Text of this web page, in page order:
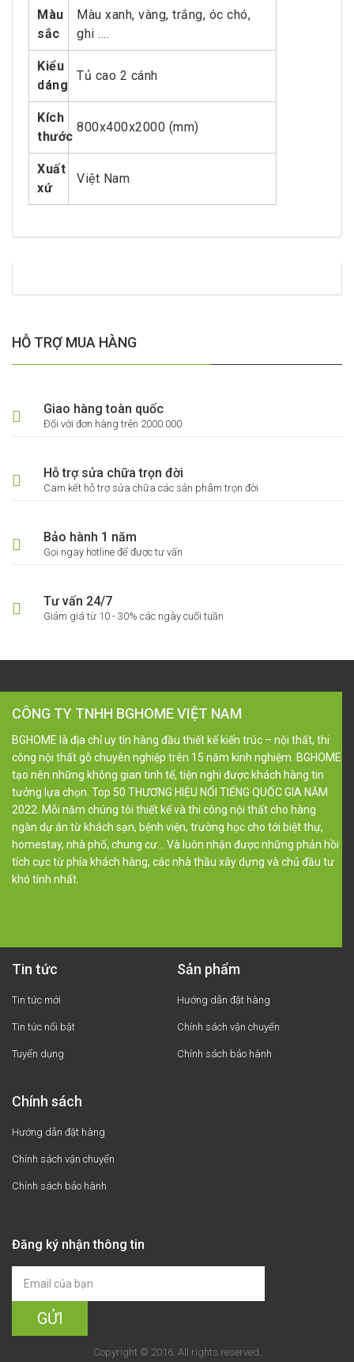
Màu
sắc
Màu xanh, vàng, trắng, óc chó,
ghi ….
Kiểu
dáng
Tủ cao 2 cánh
Kích
thước
800x400x2000 (mm)
Xuất
xứ
Việt Nam
HỖ TRỢ MUA HÀNG
Giao hàng toàn quốc
Đối với đơn hàng trên 2000.000
Hỗ trợ sửa chữa trọn đời
Cam kết hỗ trợ sửa chữa các sản phâm trọn đời
Bảo hành 1 năm
Gọi ngay hotline để được tư vấn
Tư vấn 24/7
Giảm giá từ 10 - 30% các ngày cuối tuần
CÔNG TY TNHH BGHOME VIỆT NAM
BGHOME là địa chỉ uy tín hàng đầu thiết kế kiến trúc – nội thất, thi
công nội thất gỗ chuyên nghiệp trên 15 năm kinh nghiệm. BGHOME
tạo nên những không gian tinh tế, tiện nghi được khách hàng tin
tưởng lựa chọn. Top 50 THƯƠNG HIỆU NỔI TIẾNG QUỐC GIA NĂM
2022. Mỗi năm chúng tôi thiết kế và thi công nội thất cho hàng
ngàn dự án từ khách sạn, bệnh viện, trường học cho tới biệt thự,
homestay, nhà phố, chung cư… Và luôn nhận được những phản hồi
tích cực từ phía khách hàng, các nhà thầu xây dựng và chủ đầu tư
khó tính nhất.
Tin tức
Tin tức mới
Tin tức nổi bật
Tuyển dụng
Sản phẩm
Hướng dẫn đặt hàng
Chính sách vận chuyển
Chính sách bảo hành
Chính sách
Hướng dẫn đặt hàng
Chính sách vận chuyển
Chính sách bảo hành
Đăng ký nhận thông tin
Copyright © 2016. All rights reserved.